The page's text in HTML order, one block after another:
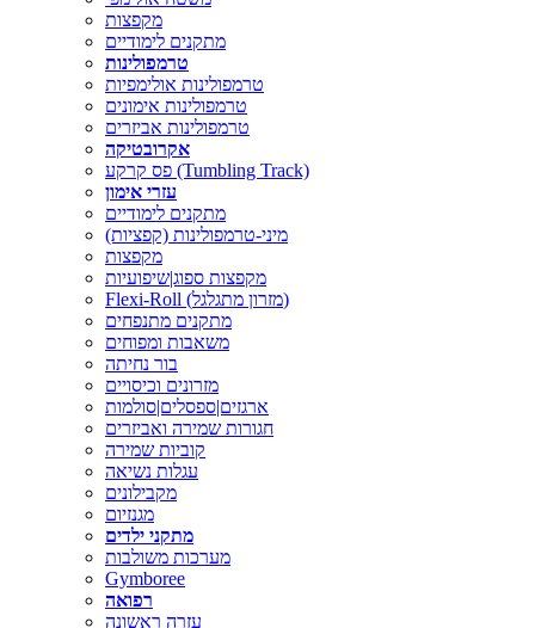
מקפצות
מתקנים לימודיים
טרמפולינות
טרמפולינות אולימפיות
טרמפולינות אימונים
טרמפולינות אביזרים
אקרובטיקה
פס קרקע (Tumbling Track)
עזרי אימון
מתקנים לימודיים
מיני-טרמפולינות (קפציות)
מקפצות
מקפצות ספוג|שיפועיות
Flexi-Roll (מזרון מתגלגל)
מתקנים מתנפחים
משאבות ומפוחים
בור נחיתה
מזרונים וכיסויים
ארגזים|ספסלים|סולמות
חגורות שמירה ואביזרים
קוביות שמירה
עגלות נשיאה
מקבילונים
מגנזיום
מתקני ילדים
מערכות משולבות
Gymboree
רפואה
עזרה ראשונה